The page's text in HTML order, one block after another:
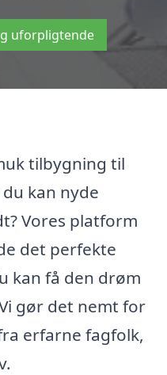
uforpligtende
tilbygning til
kan nyde
Vores platform
det perfekte
kan få den drøm
gør det nemt for
erfarne fagfolk,